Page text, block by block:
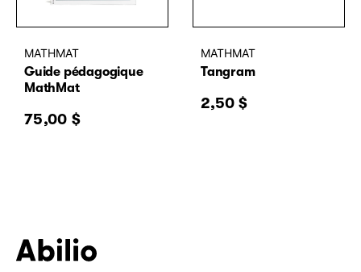
MATHMAT
Guide pédagogique
MathMat
75,00 $
MATHMAT
Tangram
2,50$